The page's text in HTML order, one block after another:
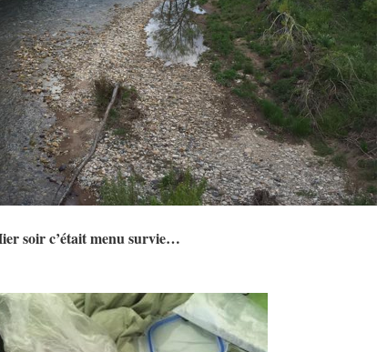
soir c’était menu survie…